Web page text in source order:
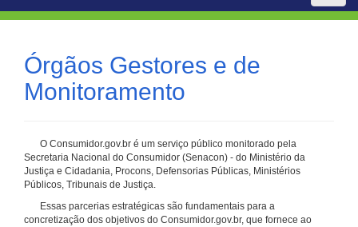
Órgãos Gestores e de
Monitoramento
O Consumidor.gov.br é um serviço público monitorado pela
Secretaria Nacional do Consumidor (Senacon) - do Ministério da
Justiça e Cidadania, Procons, Defensorias Públicas, Ministérios
Públicos, Tribunais de Justiça.
Essas parcerias estratégicas são fundamentais para a
concretização dos objetivos do Consumidor.gov.br, que fornece ao